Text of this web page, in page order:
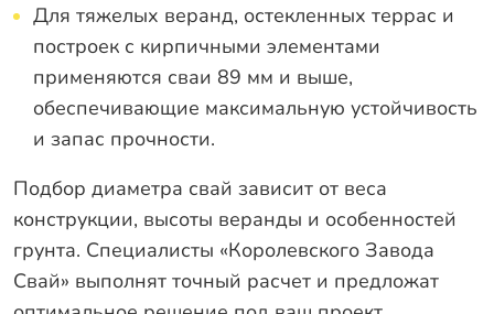
Для тяжелых веранд, остекленных террас и
построек с кирпичными элементами
применяются сваи 89 мм и выше,
обеспечивающие максимальную устойчивость
и запас прочности.
Подбор диаметра свай зависит от веса
конструкции, высоты веранды и особенностей
грунта. Специалисты «Королевского Завода
Свай» выполнят точный расчет и предложат